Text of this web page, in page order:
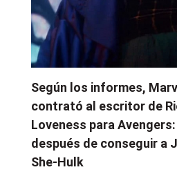
Según los informes,
contrató al escritor de
Loveness para
después de conseguir a
She-Hulk